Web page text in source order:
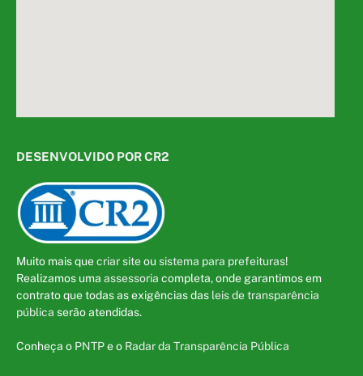
DESENVOLVIDO POR CR2
Muito mais quecriar siteou sistema para prefeituras!
Realizamos uma assessoria completa, onde garantimos em
contrato que todas as exigências das leis de transparência
pública serão atendidas.
Conheça o PNTPe o Radar da Transparência Pública